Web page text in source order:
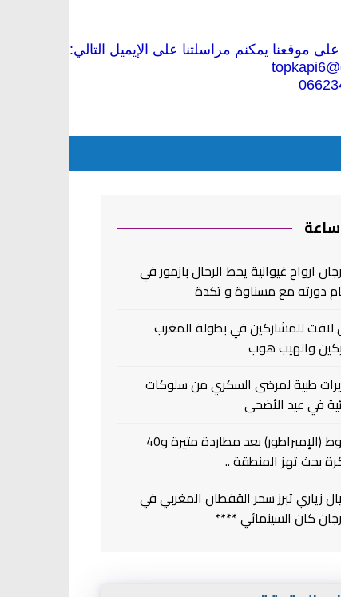
موقعنا يمكنم مراسلتنا على الإيميل التالي:
ارواح غيوانية يحط الرحال بازمور في
دورته مع مسناوة و تكدة
لافت للمشاركين في بطولة المغرب
والهيب هوب
طبية لمرضى السكري من سلوكات
في عيد الأضحى
سقوط (الإمبراطور) بعد مطاردة متيرة و40
بحث تهز المنطقة ..
زياري تبرز سحر القفطان المغربي في
كان السينمائي ****